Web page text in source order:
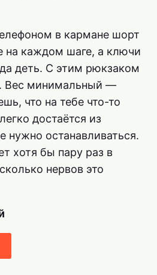
в кармане шорт
на каждом шаге, а ключи
деть. С этим рюкзаком
Вес минимальный —
что на тебе что-то
достаётся из
нужно останавливаться.
хотя бы пару раз в
нервов это